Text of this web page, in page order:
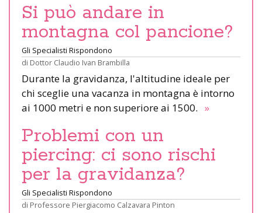
Si può andare in
montagna col pancione?
Gli Specialisti Rispondono
di Dottor Claudio Ivan Brambilla
Durante la gravidanza, l'altitudine ideale per
chi sceglie una vacanza in montagna è intorno
ai 1000 metri e non superiore ai 1500. »
Problemi con un
piercing: ci sono rischi
per la gravidanza?
Gli Specialisti Rispondono
di Professore Piergiacomo Calzavara Pinton